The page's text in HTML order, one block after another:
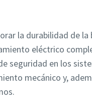
la durabilidad de
eléctrico
seguridad en los
mecánico y,